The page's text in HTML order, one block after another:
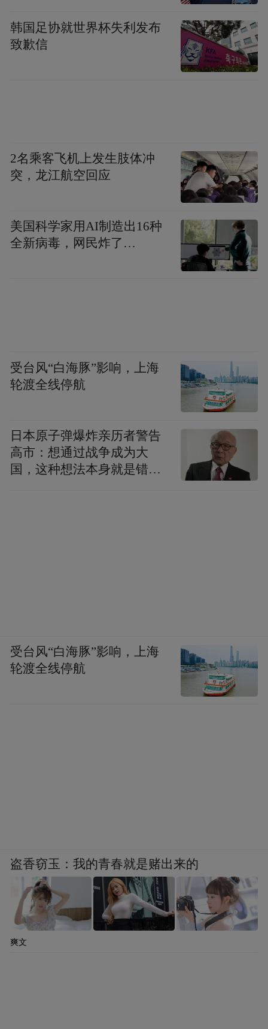
韩国足协就世界杯失利发布
致歉信
2名乘客飞机上发生肢体冲
突，龙江航空回应
美国科学家用AI制造出16种
全新病毒，网民炸了…
受台风“白海豚”影响，上海
轮渡全线停航
日本原子弹爆炸亲历者警告
高市：想通过战争成为大
国，这种想法本身就是错误
受台风“白海豚”影响，上海
轮渡全线停航
盗香窃玉：我的青春就是赌出来的
爽文